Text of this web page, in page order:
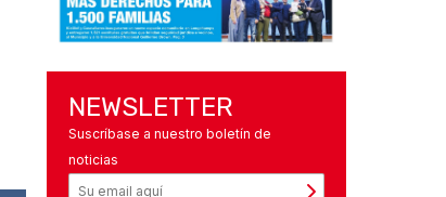
NEWSLETTER
Suscríbase a nuestro boletín de
noticias